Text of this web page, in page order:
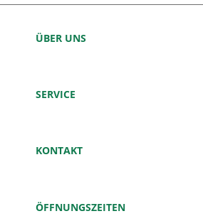
ÜBER UNS
SERVICE
KONTAKT
ÖFFNUNGSZEITEN